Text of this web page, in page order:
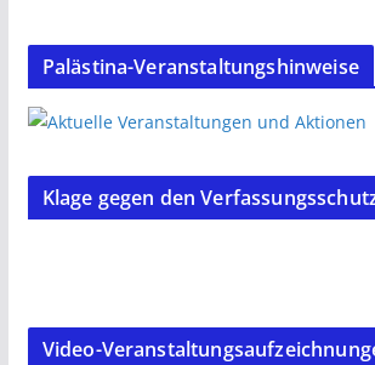
Palästina-Veranstaltungshinweise
Klage gegen den
Video-